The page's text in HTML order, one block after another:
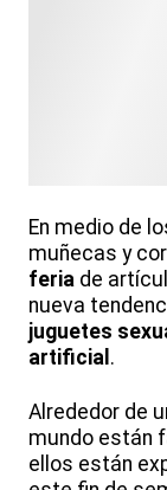
En medio de
muñecas y
feria de
nueva
juguetes
artificial .
Alrededor de
mundo están
ellos están